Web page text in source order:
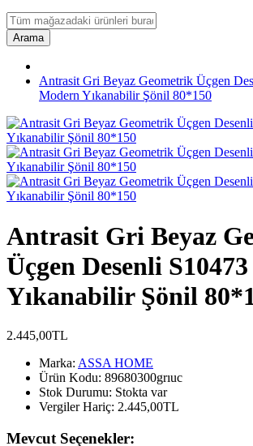
Arama
Antrasit Gri Beyaz Geometrik Üçgen
Modern Yıkanabilir Şönil 80*150
Antrasit Gri Beyaz
Üçgen Desenli
Yıkanabilir Şönil
2.445,00TL
Marka: ASSA HOME
Ürün Kodu: 89680300grıuc
Stok Durumu: Stokta var
Vergiler Hariç: 2.445,00TL
Mevcut Seçenekler: